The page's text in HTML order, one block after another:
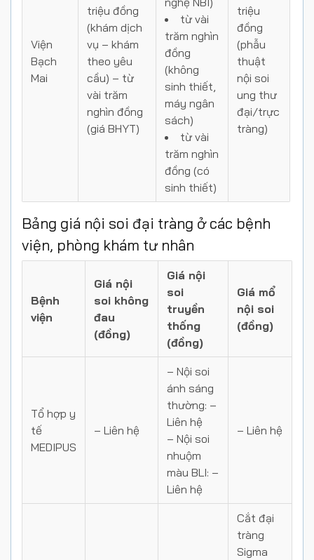
Viện
Bạch
Mai
triệu đồng
(khám dịch
vụ – khám
theo yêu
cầu) – từ
vài trăm
nghìn đồng
(giá BHYT)
từ vài
trăm nghìn
đồng
(không
sinh thiết,
máy ngân
sách)
từ vài
trăm nghìn
đồng (có
sinh thiết)
triệu
đồng
(phẫu
thuật
nội soi
ung thư
đại/trực
tràng)
Bảng giá nội soi đại tràng ở các bệnh
viện, phòng khám tư nhân
Bệnh
viện
Giá nội
soi không
đau
(đồng)
Giá nội
soi
truyền
thống
(đồng)
Giá mổ
nội soi
(đồng)
Tổ hợp y
tế
MEDIPUS
– Liên hệ
– Nội soi
ánh sáng
thường: –
Liên hệ
– Nội soi
nhuộm
màu BLI: –
Liên hệ
– Liên hệ
Cắt đại
tràng
Sigma